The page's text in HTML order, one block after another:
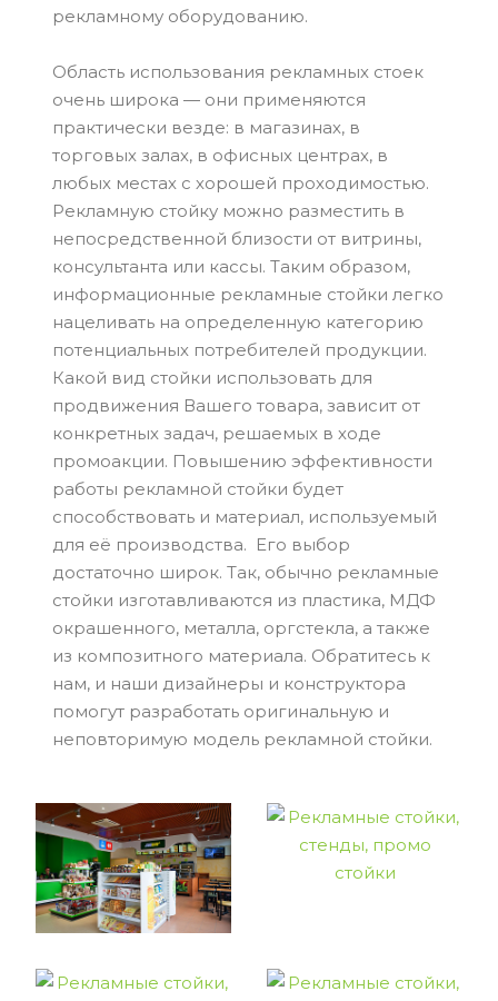
рекламному оборудованию.
Область использования рекламных стоек
очень широка — они применяются
практически везде: в магазинах, в
торговых залах, в офисных центрах, в
любых местах с хорошей проходимостью.
Рекламную стойку можно разместить в
непосредственной близости от витрины,
консультанта или кассы. Таким образом,
информационные рекламные стойки легко
нацеливать на определенную категорию
потенциальных потребителей продукции.
Какой вид стойки использовать для
продвижения Вашего товара, зависит от
конкретных задач, решаемых в ходе
промоакции. Повышению эффективности
работы рекламной стойки будет
способствовать и материал, используемый
для её производства. Его выбор
достаточно широк. Так, обычно рекламные
стойки изготавливаются из пластика, МДФ
окрашенного, металла, оргстекла, а также
из композитного материала. Обратитесь к
нам, и наши дизайнеры и конструктора
помогут разработать оригинальную и
неповторимую модель рекламной стойки.